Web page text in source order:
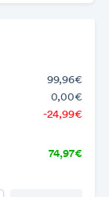
99,96€
0,00€
-24,99€
74,97€